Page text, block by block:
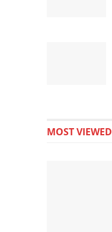
MOST VIEWED